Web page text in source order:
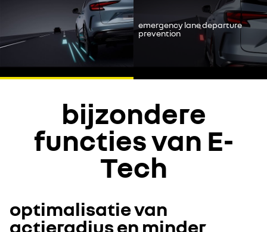
Alles weigeren
Ik ga akkoord
emergency lane departure
prevention
bijzondere
functies van E-
Tech
optimalisatie van
actieradius en minder